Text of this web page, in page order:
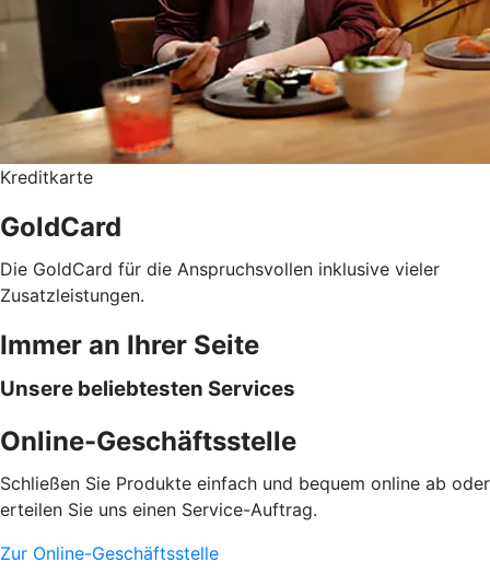
Kreditkarte
GoldCard
Die GoldCard für die Anspruchsvollen inklusive vieler
Zusatzleistungen.
Immer an Ihrer Seite
Unsere beliebtesten Services
Online-Geschäftsstelle
Schließen Sie Produkte einfach und bequem online ab oder
erteilen Sie uns einen Service-Auftrag.
Zur Online-Geschäftsstelle